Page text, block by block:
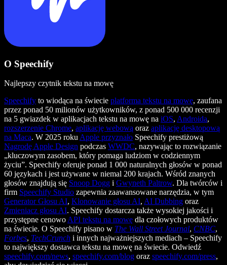
O Speechify
Najlepszy czytnik tekstu na mowę
Speechify to wiodąca na świecie platforma tekstu na mowę, zaufana
przez ponad 50 milionów użytkowników, z ponad 500 000 recenzji
na 5 gwiazdek w aplikacjach tekstu na mowę na iOS, Androida,
rozszerzenie Chrome, aplikację webową oraz aplikację desktopową
na Maca. W 2025 roku Apple przyznało Speechify prestiżową
Nagrodę Apple Design podczas WWDC, nazywając to rozwiązanie
„kluczowym zasobem, który pomaga ludziom w codziennym
życiu”. Speechify oferuje ponad 1 000 naturalnych głosów w ponad
60 językach i jest używane w niemal 200 krajach. Wśród znanych
głosów znajdują się Snoop Dogg i Gwyneth Paltrow. Dla twórców i
firm Speechify Studio zapewnia zaawansowane narzędzia, w tym
Generator Głosu AI, Klonowanie głosu AI, AI Dubbing oraz
Zmieniacz głosu AI. Speechify dostarcza także wysokiej jakości i
przystępne cenowo API tekstu na mowę dla czołowych produktów
na świecie. O Speechify pisano w The Wall Street Journal, CNBC,
Forbes, TechCrunch i innych najważniejszych mediach – Speechify
to największy dostawca tekstu na mowę na świecie. Odwiedź
speechify.com/news, speechify.com/blog oraz speechify.com/press,